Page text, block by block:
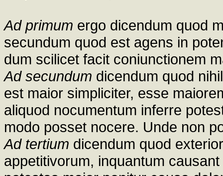
Ad primum ergo dicendum quod
secundum quod est agens in
dum scilicet facit coniunctionem
Ad secundum dicendum quod
est maior simpliciter, esse
aliquod nocumentum inferre
modo posset nocere. Unde non
Ad tertium dicendum quod
appetitivorum, inquantum